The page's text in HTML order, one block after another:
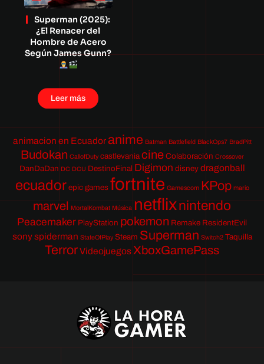
Superman (2025):
¿El Renacer del
Hombre de Acero
Según James Gunn?
Leer más
animacion en Ecuador anime Batman Battlefield BlackOps7 BradPitt
Budokan CallofDuty castlevania cine Colaboración Crossover
DanDaDan DC DCU DestinoFinal Digimon disney dragonball
ecuador epic games fortnite Gamescom KPop mario
marvel MortalKombat Música netflixnintendo
Peacemaker PlayStation pokemon Remake ResidentEvil
sony spiderman StateOfPlay Steam Superman Switch2 Taquilla
TerrorVideojuegos XboxGamePass